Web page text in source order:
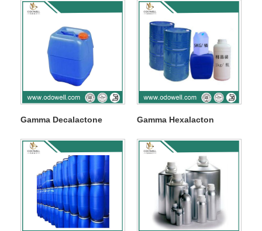
Gamma Decalactone Gamma Hexalacton